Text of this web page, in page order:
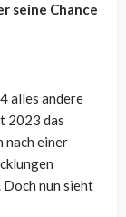
seine Chance
alles andere
2023 das
nach einer
Doch nun sieht